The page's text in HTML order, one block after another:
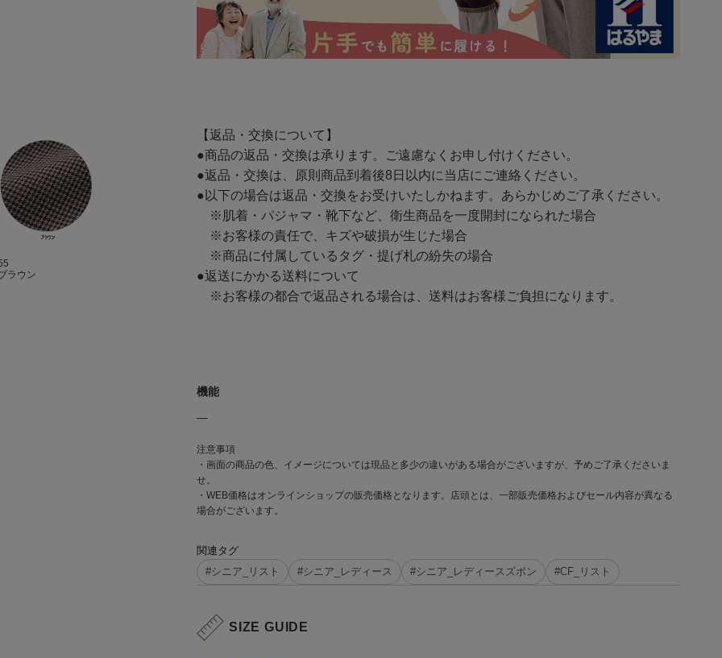
ラウン
【返品・交換について】
●商品の返品・交換は承ります。ご遠慮なくお申し付けください。
●返品・交換は、原則商品到着後8日以内に当店にご連絡ください。
●以下の場合は返品・交換をお受けいたしかねます。あらかじめご了承ください。
※肌着・パジャマ・靴下など、衛生商品を一度開封になられた場合
※お客様の責任で、キズや破損が生じた場合
※商品に付属しているタグ・提げ札の紛失の場合
●返送にかかる送料について
※お客様の都合で返品される場合は、送料はお客様ご負担になります。
機能
―
注意事項
・画面の商品の色、イメージについては現品と多少の違いがある場合がございますが、予めご了承くださいま
せ。
・WEB価格はオンラインショップの販売価格となります。店頭とは、一部販売価格およびセール内容が異なる
場合がございます。
関連タグ
#シニア_リスト
#シニア_レディース #シニア_レディースズボン #CF_リスト
SIZE GUIDE